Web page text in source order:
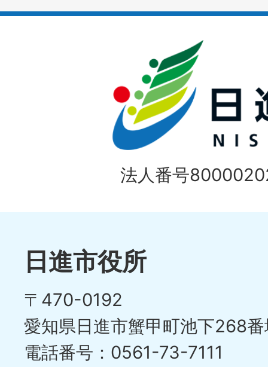
イ
法人番号
日進市役所
〒470-0192
愛知県日進市蟹甲町池下268
電話番号：0561-73-7111